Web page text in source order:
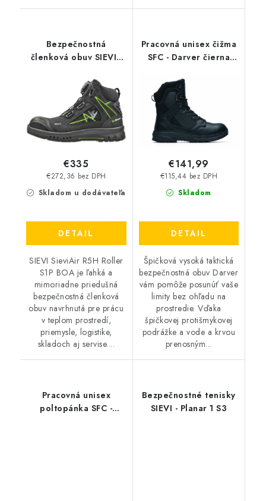
Bezpečnostná
členková obuv SIEVI -
BOA
Skladom u dodávateľa
€272,36 bez DPH
€335
DETAIL
SIEVI SieviAir R5H Roller
S1P BOA je ľahká a
mimoriadne priedušná
bezpečnostná členková
obuv navrhnutá pre prácu
v teplom prostredí,
priemysle, logistike,
skladoch aj servise....
Pracovná unisex čižma
SFC - Darver čierna
Skladom
€115,44 bez DPH
€141,99
DETAIL
Špičková vysoká taktická
bezpečnostná obuv Darver
vám pomôže posunúť vaše
limity bez ohľadu na
prostredie. Vďaka
špičkovej protišmykovej
podrážke a vode a krvou
prenosným...
Pracovná unisex
poltopánka SFC -
Bezpečnostné tenisky
SIEVI - Planar 1 S3